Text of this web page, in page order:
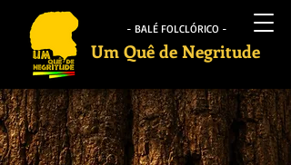
- BALÉ FOLCLÓRICO -
Um Quê de Negritude